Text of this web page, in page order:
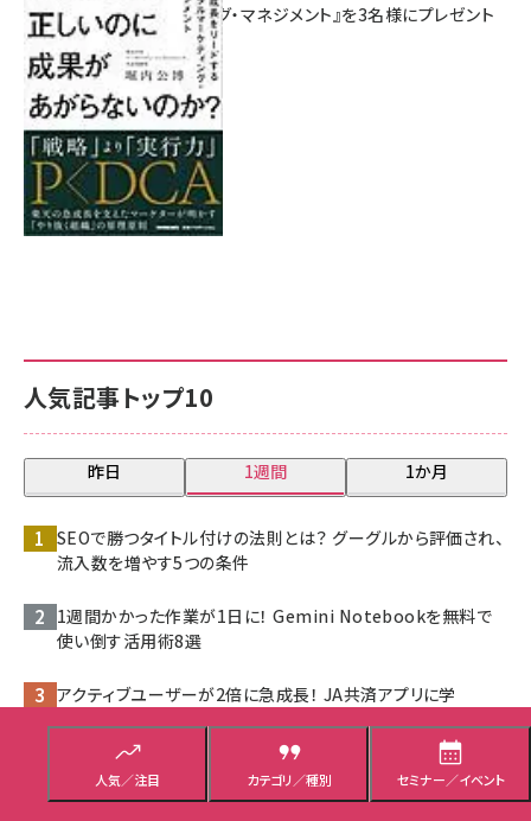
人気／注目 カテゴリ／種別 セミナー／イベント
人気記事トップ10
昨日 1週間 1か月
SEOで勝つタイトル付けの法則とは？ グーグルから評価され、
流入数を増やす5つの条件
1週間かかった作業が1日に！ Gemini Notebookを無料で
使い倒す活用術8選
アクティブユーザーが2倍に急成長！ JA共済アプリに学
なぜ経営者は、マーケティング部門の報告に納得できないの
か？
マーケティング・マネジメント』を3名様にプレゼント
8月7日 10:00